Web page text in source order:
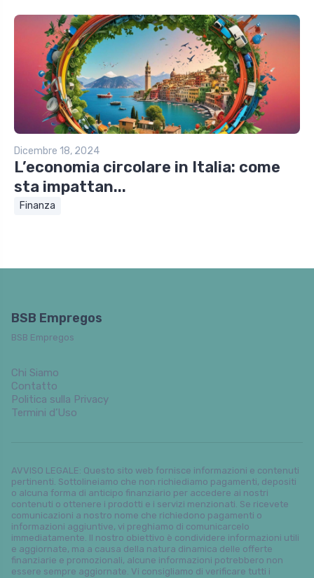
Dicembre 18, 2024
L’economia circolare in Italia: come
sta impattan...
Finanza
BSB Empregos
BSB Empregos
Chi Siamo
Contatto
Politica sulla Privacy
Termini d’Uso
AVVISO LEGALE: Questo sito web fornisce informazioni e contenuti
pertinenti. Sottolineiamo che non richiediamo pagamenti, depositi
o alcuna forma di anticipo finanziario per accedere ai nostri
contenuti o ottenere i prodotti e i servizi menzionati. Se ricevete
comunicazioni a nostro nome che richiedono pagamenti o
informazioni aggiuntive, vi preghiamo di comunicarcelo
immediatamente. Il nostro obiettivo è condividere informazioni utili
e aggiornate, ma a causa della natura dinamica delle offerte
finanziarie e promozionali, alcune informazioni potrebbero non
essere sempre aggiornate. Vi consigliamo di verificare tutti i